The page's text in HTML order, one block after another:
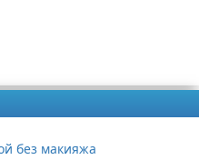
без макияжа